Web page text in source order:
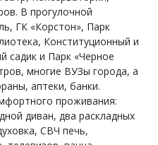
В прогулочной
ГК «Корстон», Парк
Конституционный и
садик и Парк «Черное
многие ВУЗы города, а
аптеки, банки.
проживания:
диван, два раскладных
СВЧ печь,